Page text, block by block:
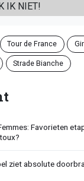
IK NIET!
Tour de France
Strade Bianche
Favorieten
ziet absolute